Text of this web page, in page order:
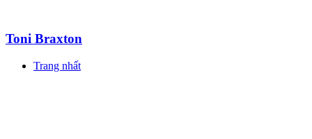
Toni Braxton
Trang nhất